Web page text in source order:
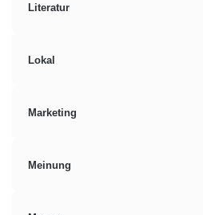
Literatur
Lokal
Marketing
Meinung